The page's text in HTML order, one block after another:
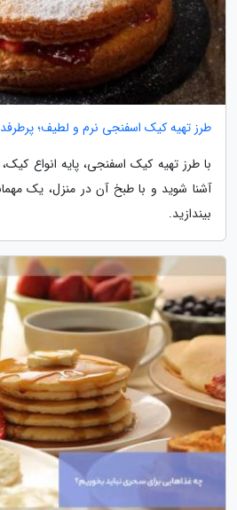
طرز تهیه کیک اسفنجی نرم و لطیف؛
با طرز تهیه کیک اسفنجی، پایه انواع
آشنا شوید و با طبخ آن در منزل، یک
بیندازید.